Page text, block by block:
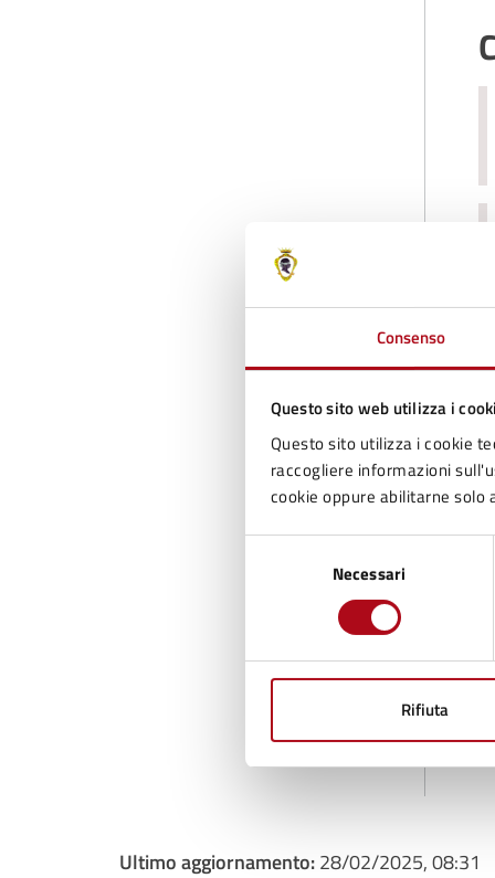
Consenso
Questo sito web utilizza i
Questo sito utilizza i cookie
raccogliere informazioni
cookie oppure abilitarne solo
Necessari
Rifiuta
Ultimo aggiornamento:28/02/2025, 08:31